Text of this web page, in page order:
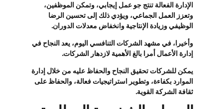
الإدارة الفعالة تنتج جو عمل إيجابي، وتمكن الموظفين،
وتعزز العمل الجماعي، ويؤدي ذلك إلى تحسين الرضا
الوظيفي وزيادة الإنتاجية وانخفاض معدلات الدوران.
وأخيرا، في مشهد الشركات التنافسي اليوم، يعد النجاح في
إدارة الأعمال أمرا بالغ الأهمية لازدهار الشركات.
يمكن للشركات تحقيق النجاح والحفاظ عليه من خلال إدارة
الموارد بكفاءة، وتطوير استراتيجيات فعالة، والحفاظ على
ثقافة الشركة القوية.